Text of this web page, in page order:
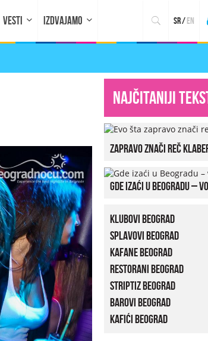
VESTI IZDVAJAMO sr/en
Najčitaniji
zapravo znači reč
Gde izaći u Beogradu –
Klubovi Beograd
Splavovi Beograd
Kafane Beograd
Restorani Beograd
Striptiz Beograd
Barovi Beograd
Kafići Beograd